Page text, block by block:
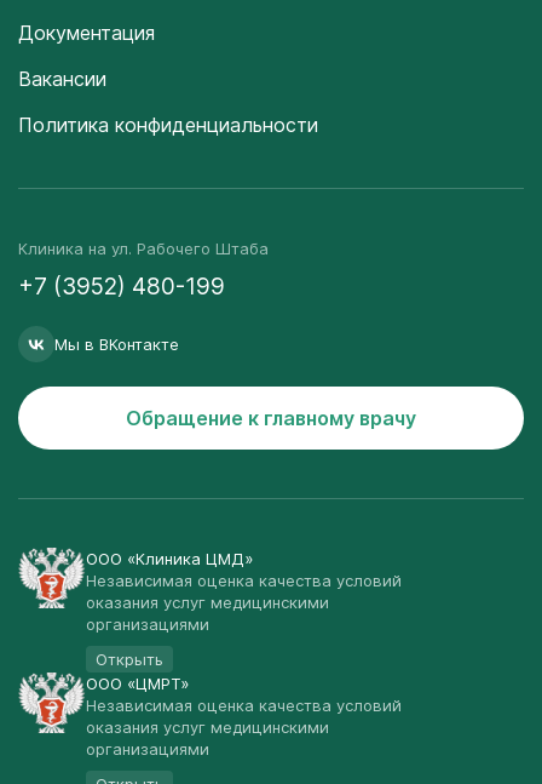
Документация
Вакансии
Политика конфиденциальности
Клиника на ул. Рабочего Штаба
+7 (3952) 480-199
Мы в ВКонтакте
Обращение к главному врачу
ООО «Клиника ЦМД»
Независимая оценка качества условий
оказания услуг медицинскими
организациями
Открыть
ООО «ЦМРТ»
Независимая оценка качества условий
оказания услуг медицинскими
организациями